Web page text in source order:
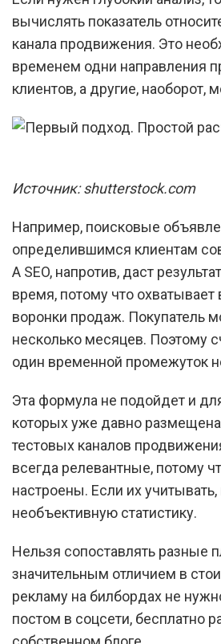
вычислять показатель
канала продвижения. Это
временем одни направления
клиентов, а другие, наоборот,
Источник: shutterstock.com
Например, поисковые
определившимся клиентам
А SEO, напротив, даст
время, потому что охватывает
воронки продаж. Покупатель
несколько месяцев. Поэтому
один временной промежуток
Эта формула не подойдет и
которых уже давно
тестовых каналов
всегда релевантные, потому
настроены. Если их
необъективную статистику.
Нельзя сопоставлять разные
значительным отличием в
рекламу на билбордах не
постом в соцсети, бесплатно